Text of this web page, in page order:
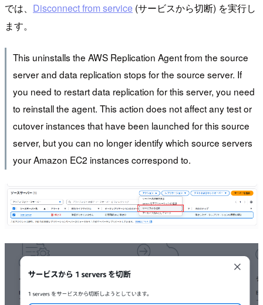
では、 Disconnect from service (サービスから切断) を実行し
ます。
This uninstalls the AWS Replication Agent from the source
server and data replication stops for the source server. If
you need to restart data replication for this server, you need
to reinstall the agent. This action does not affect any test or
cutover instances that have been launched for this source
server, but you can no longer identify which source servers
your Amazon EC2 instances correspond to.